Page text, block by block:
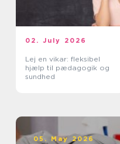
02. July 2026
Lej en vikar: fleksibel
hjælp til pædagogik og
sundhed
05. May 2026